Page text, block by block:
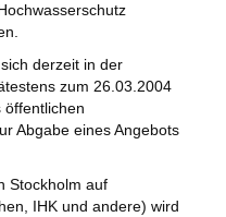
derzeit in der
zum 26.03.2004
öffentlichen
Abgabe eines Angebots
Stockholm auf
IHK und andere) wird